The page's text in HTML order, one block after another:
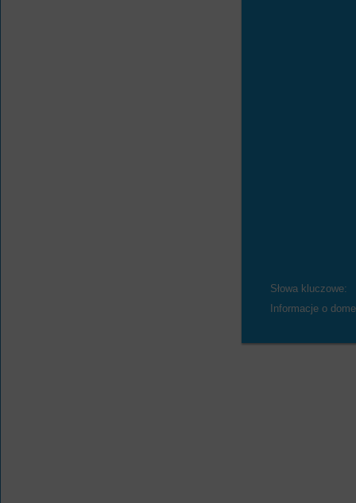
Słowa kluczowe:
Informacje o